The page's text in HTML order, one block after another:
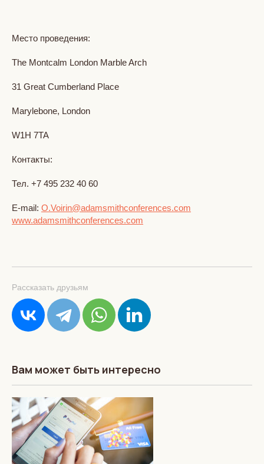
Место проведения:
The Montcalm London Marble Arch
31 Great Cumberland Place
Marylebone, London
W1H 7TA
Контакты:
Тел. +7 495 232 40 60
E-mail: O.Voirin@adamsmithconferences.com
www.adamsmithconferences.com
Рассказать друзьям
Вам может быть интересно